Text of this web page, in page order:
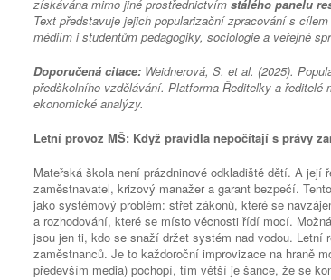
získávána mimo jiné prostřednictvím stálého panelu
Text představuje jejich popularizační zpracování s
médiím i studentům pedagogiky, sociologie a veřejné
Doporučená citace: Weidnerová, S. et al. (2025).
předškolního vzdělávání. Platforma Ředitelky a
ekonomické analýzy.
Letní provoz MŠ: Když pravidla nepočítají s právy
Mateřská škola není prázdninové odkladiště dětí. A její
zaměstnavatel, krizový manažer a garant bezpečí.
jako systémový problém: střet zákonů, které se
a rozhodování, které se místo věcnosti řídí mocí.
jsou jen ti, kdo se snaží držet systém nad vodou.
zaměstnanců. Je to každoroční improvizace na hraně
především media) pochopí, tím větší je šance, že se